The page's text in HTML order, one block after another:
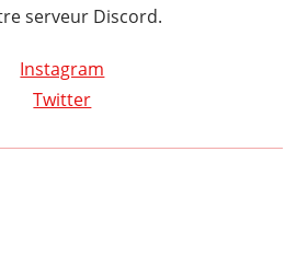
serveur Discord.
Instagram
Twitter